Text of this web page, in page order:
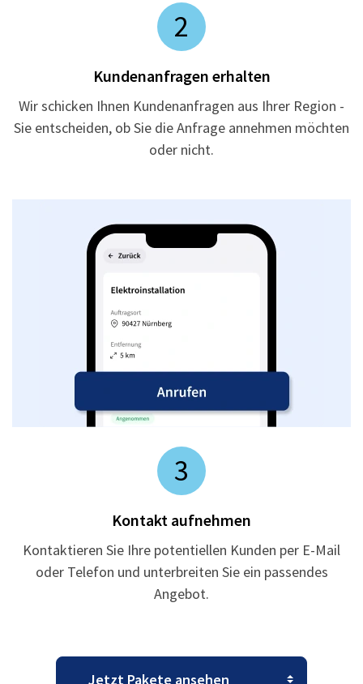
2
Kundenanfragen erhalten
Wir schicken Ihnen Kundenanfragen aus Ihrer Region -
Sie entscheiden, ob Sie die Anfrage annehmen möchten
oder nicht.
3
Kontakt aufnehmen
Kontaktieren Sie Ihre potentiellen Kunden per E-Mail
oder Telefon und unterbreiten Sie ein passendes
Angebot.